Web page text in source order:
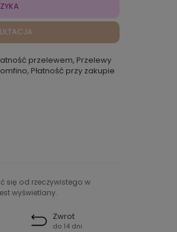
przelewem, Przelewy
Płatność przy zakupie
się od rzeczywistego w
wyświetlany.
Zwrot
do 14 dni